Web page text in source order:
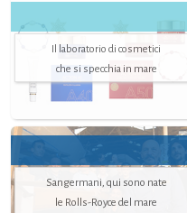
Il laboratorio di cosmetici
che si specchia in mare
Sangermani, qui sono nate
le Rolls-Royce del mare